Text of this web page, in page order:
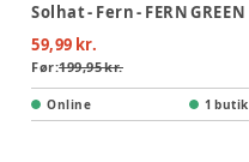
Solhat - Fern - FERN GREEN
59,99 kr.
Før:199,95 kr.
Online 1 butik